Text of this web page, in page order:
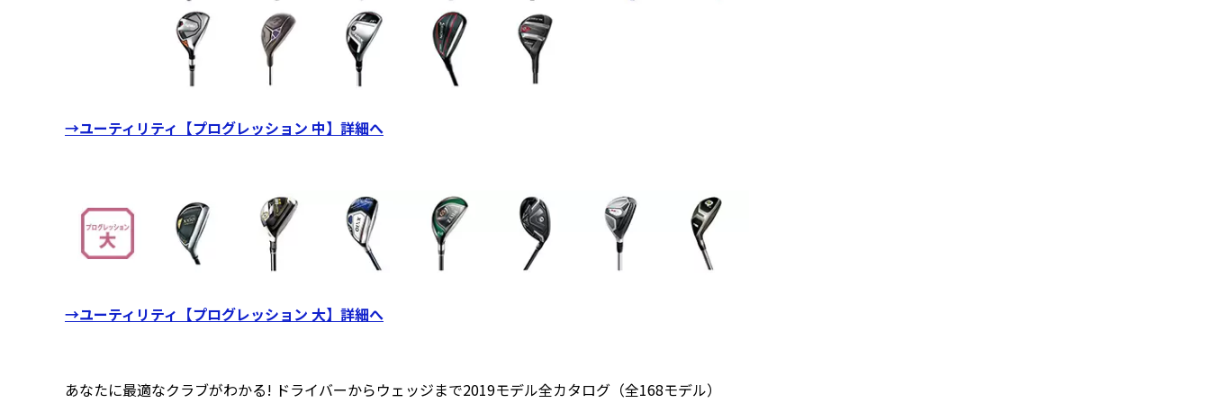
→ユーティリティ【プログレッション 中】詳細へ
→ユーティリティ【プログレッション 大】詳細へ
あなたに最適なクラブがわかる! ドライバーからウェッジまで2019モデル全カタログ（全168モデル）